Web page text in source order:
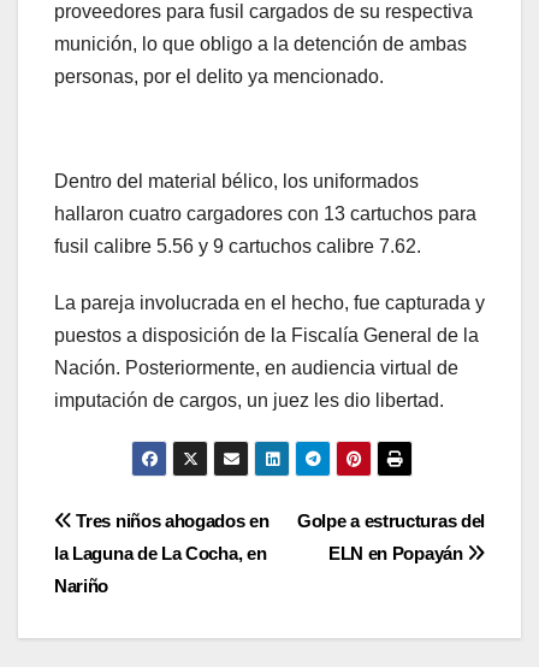
proveedores para fusil cargados de su respectiva
munición, lo que obligo a la detención de ambas
personas, por el delito ya mencionado.
Dentro del material bélico, los uniformados
hallaron cuatro cargadores con 13 cartuchos para
fusil calibre 5.56 y 9 cartuchos calibre 7.62.
La pareja involucrada en el hecho, fue capturada y
puestos a disposición de la Fiscalía General de la
Nación. Posteriormente, en audiencia virtual de
imputación de cargos, un juez les dio libertad.
Navegación
de
entradas
Golpe a estructuras del
ELN en Popayán
Tres niños ahogados en
la Laguna de La Cocha, en
Nariño